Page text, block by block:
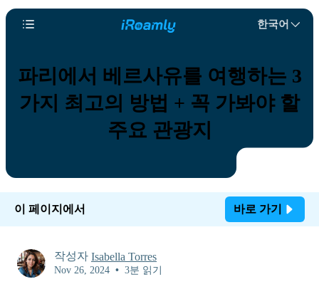
한국어
파리에서 베르사유를 여행하는 3
가지 최고의 방법 + 꼭 가봐야 할
주요 관광지
이 페이지에서 바로 가기
작성자 Isabella Torres
Nov 26, 2024 • 3분 읽기